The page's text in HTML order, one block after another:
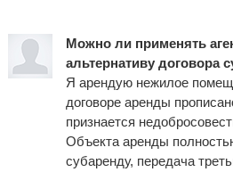
Можно ли применять
альтернативу договора
Я арендую нежилое
договоре аренды
признается
Объекта аренды
субаренду, передача